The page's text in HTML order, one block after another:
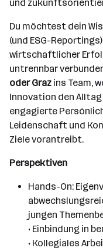
und
Du möchtest dein
(und ESG-
wirtschaftlicher
untrennbar
oder Graz ins Team,
Innovation den
engagierte
Leidenschaft und
Ziele vorantreibt.
Perspektiven
Hands-On:
jungen
• Einbindung in
• Kollegiales